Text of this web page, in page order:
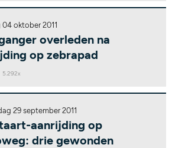
04 oktober 2011
overleden na
op zebrapad
5.292x
29 september 2011
aanrijding op
drie gewonden